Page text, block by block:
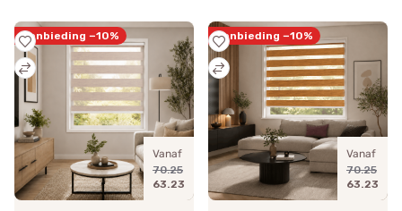
Vanaf
70.25
63.23
Aanbieding −10%
Vanaf
70.25
63.23
Aanbieding −10%